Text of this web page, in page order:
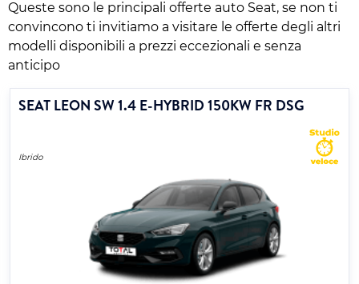
Queste sono le principali offerte auto Seat, se non ti
convincono ti invitiamo a visitare le offerte degli altri
modelli disponibili a prezzi eccezionali e senza
anticipo
SEAT LEON SW 1.4 E-HYBRID 150KW FR DSG
Ibrido